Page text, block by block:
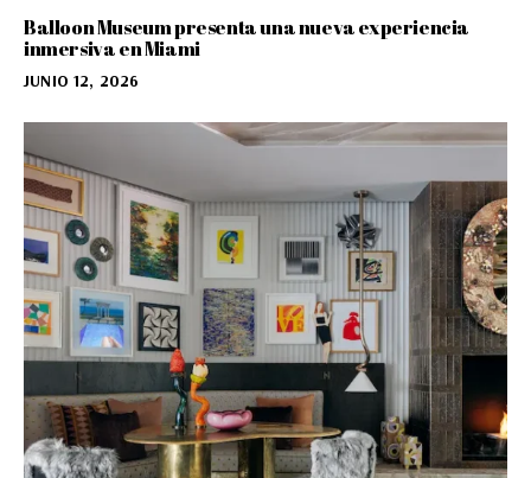
Balloon Museum presenta una nueva experiencia
inmersiva en Miami
JUNIO 12, 2026